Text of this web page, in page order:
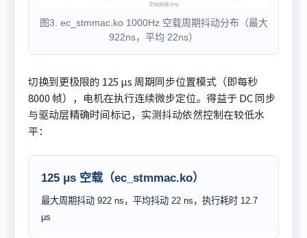
图3. ec_stmmac.ko 1000Hz 空载周期抖动分布（最大
922ns，平均 22ns）
切换到更极限的 125 μs 周期同步位置模式（即每秒
8000 帧），电机在执行连续微步定位。得益于 DC 同步
与驱动层精确时间标记，实测抖动依然控制在较低水
平：
125 μs 空载（ec_stmmac.ko）
最大周期抖动 922 ns，平均抖动 22 ns，执行耗时 12.7
μs